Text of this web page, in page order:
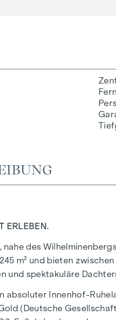
ERLEBEN.
nahe des
m² und bieten
und spektakuläre
absoluter Innenhof-
(Deutsche